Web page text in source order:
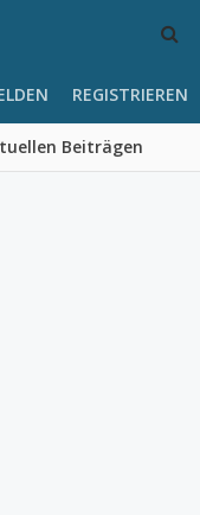
Beiträgen
REGISTRIEREN